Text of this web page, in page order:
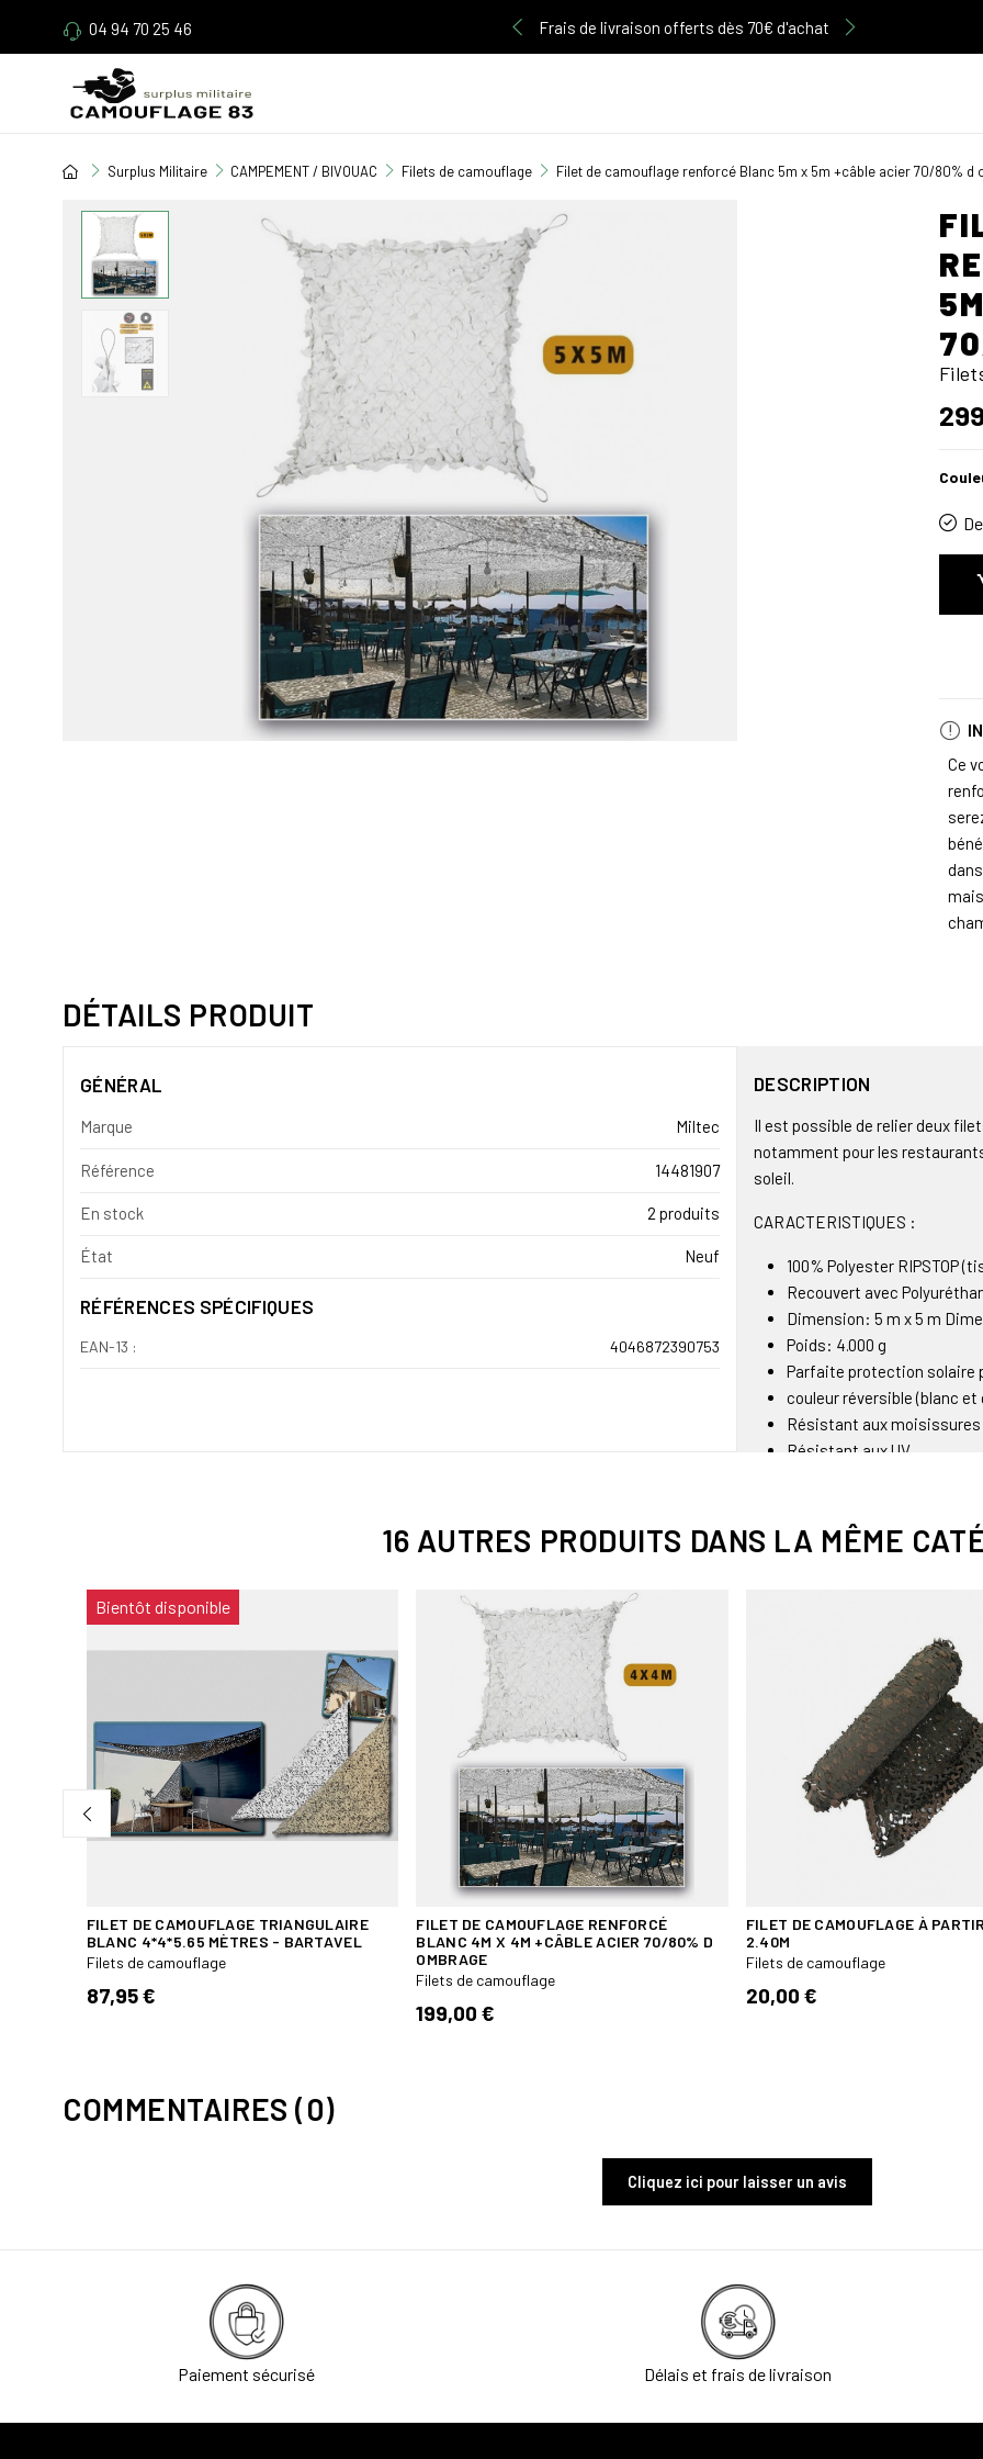
04 94 70 25 46 Frais de livraison offerts dès 70€ d'achat
Découvrez notre gamme d'articles Multicam
Surplus Militaire CAMPEMENT / BIVOUAC Filets de camouflage Filet de camouflage renforcé Blanc 5m x 5m +câble acier 70/80% d
Ce
DÉTAILS PRODUIT
GÉNÉRAL
Marque Miltec
Référence 14481907
En stock 2 produits
État Neuf
RÉFÉRENCES SPÉCIFIQUES
EAN-13 : 4046872390753
DESCRIPTION
Il est possible de relier deux
notamment pour les
soleil.
CARACTERISTIQUES :
100% Polyester RIPSTOP
Recouvert avec
Dimension: 5 m x 5 m
Poids: 4.000 g
Parfaite protection solaire
couleur réversible (blanc et
Résistant aux moisissures
Résistant aux UV
chaleur.
Cadre en fil d´acier affiné
Il est conseillé de retirer les
16 AUTRES PRODUITS DANS LA MÊME
Bientôt disponible
FILET DE CAMOUFLAGE TRIANGULAIRE
BLANC 4*4*5.65 MÈTRES - BARTAVEL
Filets de camouflage
87,95 €
FILET DE CAMOUFLAGE RENFORCÉ
BLANC 4M X 4M +CÂBLE ACIER 70/80% D
OMBRAGE
Filets de camouflage
199,00 €
FILET DE CAMOUFLAGE À
2.40M
Filets de camouflage
20,00 €
COMMENTAIRES (0)
Cliquez ici pour laisser un avis
Paiement sécurisé Délais et frais de livraison